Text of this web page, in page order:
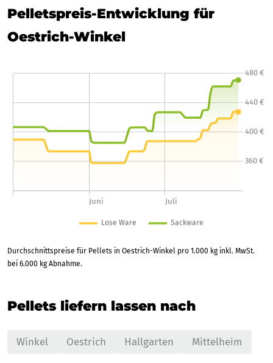
Pelletspreis-Entwicklung für
Oestrich-Winkel
Durchschnittspreise für Pellets in Oestrich-Winkel pro 1.000 kg inkl. MwSt.
bei 6.000 kg Abnahme.
Pellets liefern lassen nach
Winkel Oestrich Hallgarten Mittelheim